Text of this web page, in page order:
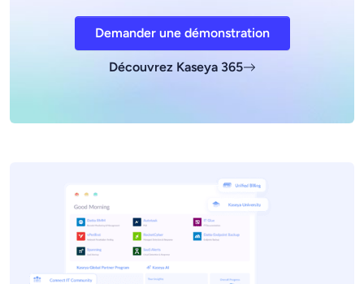
Demander une démonstration
Découvrez Kaseya 365